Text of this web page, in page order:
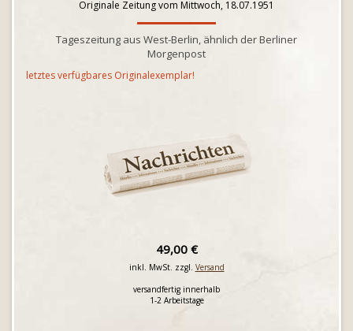
Originale Zeitung vom Mittwoch, 18.07.1951
Tageszeitung aus West-Berlin, ähnlich der Berliner
Morgenpost
letztes verfügbares Originalexemplar!
49,00 €
inkl. MwSt. zzgl. Versand
versandfertig innerhalb
1-2 Arbeitstage